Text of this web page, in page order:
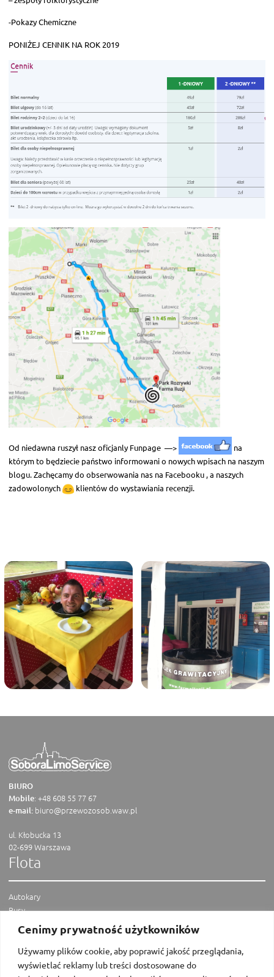
Cenimy prywatność użytkowników
Używamy plików cookie, aby poprawić jakość przeglądania,
wyświetlać reklamy lub treści dostosowane do
-Pokazy Chemiczne
PONIŻEJ CENNIK NA ROK 2019
Od niedawna ruszył nasz oficjanly Funpage —>
na
którym to będziecie państwo informowani o nowych wpisach na naszym
blogu. Zachęcamy do obserwowania nas na Facebooku , a naszych
zadowolonych
klientów do wystawiania recenzji.
BIURO
Mobile:+48 608 55 77 67
e-mail: biuro@przewozosob.waw.pl
ul. Kłobucka 13
02-699 Warszawa
Flota
Autokary
Busy
Vany
Limuzyny
Menu